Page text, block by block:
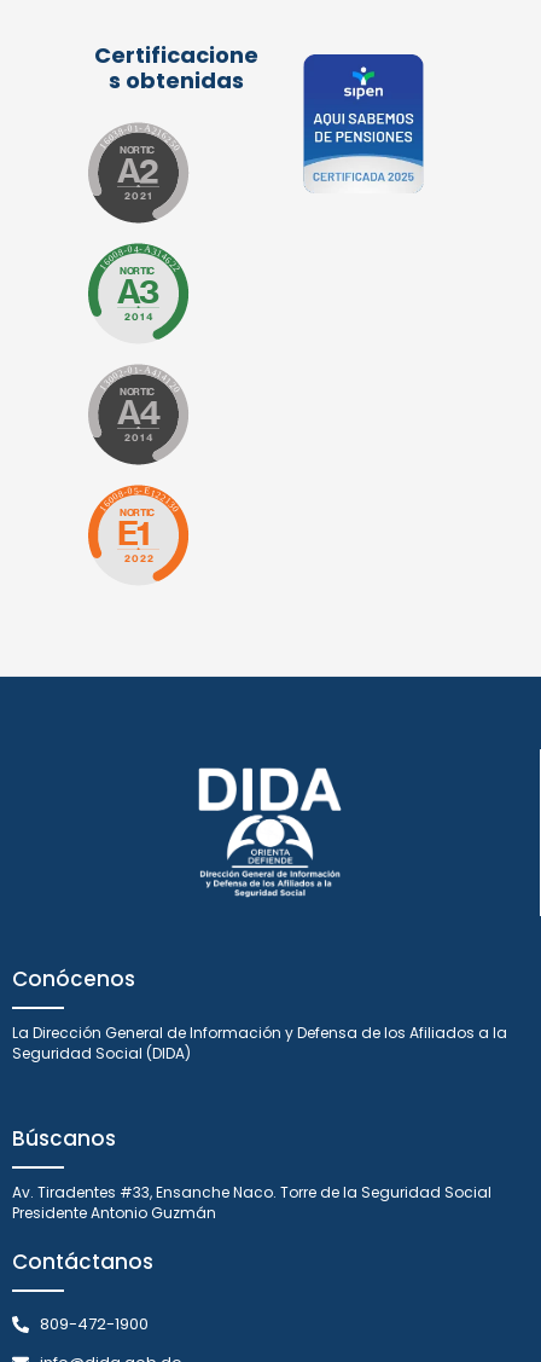
Certificacione
s obtenidas
Conócenos
La Dirección General de Información y Defensa de los Afiliados a la
Seguridad Social (DIDA)
Búscanos
Av. Tiradentes #33, Ensanche Naco. Torre de la Seguridad Social
Presidente Antonio Guzmán
Contáctanos
809-472-1900